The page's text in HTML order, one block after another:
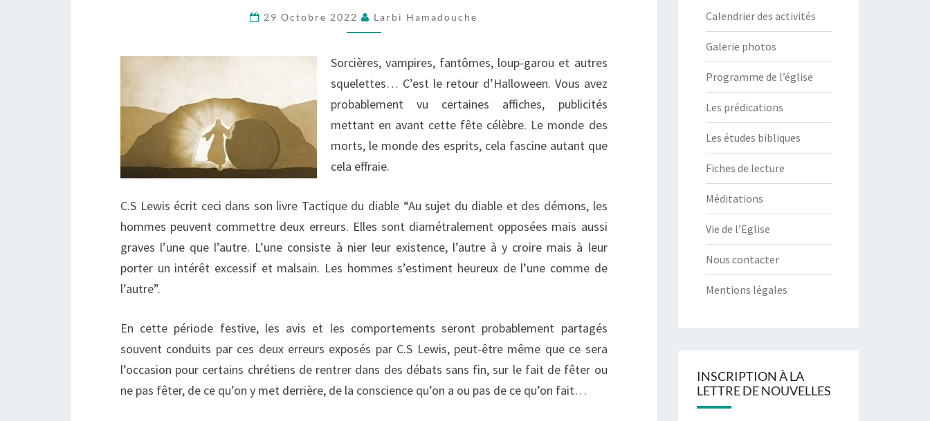
29 Octobre 2022 Larbi Hamadouche
Sorcières, vampires, fantômes, loup-garou et autres
squelettes… C’est le retour d’Halloween. Vous avez
probablement vu certaines affiches, publicités
mettant en avant cette fête célèbre. Le monde des
morts, le monde des esprits, cela fascine autant que
cela effraie.
C.S Lewis écrit ceci dans son livre Tactique du diable “Au sujet du diable et des démons, les
hommes peuvent commettre deux erreurs. Elles sont diamétralement opposées mais aussi
graves l’une que l’autre. L’une consiste à nier leur existence, l’autre à y croire mais à leur
porter un intérêt excessif et malsain. Les hommes s’estiment heureux de l’une comme de
l’autre”.
En cette période festive, les avis et les comportements seront probablement partagés
souvent conduits par ces deux erreurs exposés par C.S Lewis, peut-être même que ce sera
l’occasion pour certains chrétiens de rentrer dans des débats sans fin, sur le fait de fêter ou
ne pas fêter, de ce qu’on y met derrière, de la conscience qu’on a ou pas de ce qu’on fait…
Calendrier des activités
Galerie photos
Programme de l’église
Les prédications
Les études bibliques
Fiches de lecture
Méditations
Vie de l’Eglise
Nous contacter
Mentions légales
INSCRIPTION À LA
LETTRE DE NOUVELLES